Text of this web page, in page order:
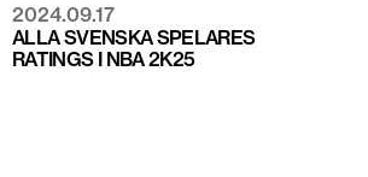
2024.09.17
ALLA SVENSKA SPELARES
RATINGS I NBA 2K25